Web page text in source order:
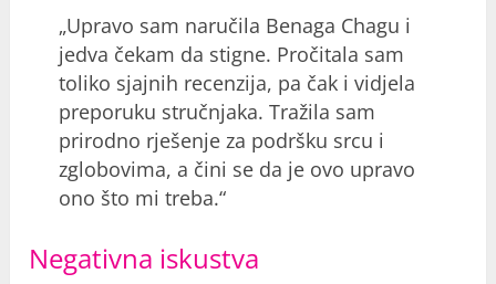
„Upravo sam naručila Benaga Chagu i
jedva čekam da stigne. Pročitala sam
toliko sjajnih recenzija, pa čak i vidjela
preporuku stručnjaka. Tražila sam
prirodno rješenje za podršku srcu i
zglobovima, a čini se da je ovo upravo
ono što mi treba.“
Negativna iskustva